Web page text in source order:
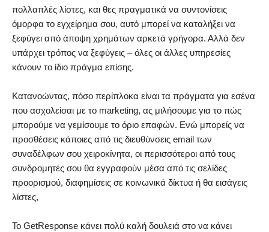
πολλαπλές λίστες, και θες πραγματικά να συντονίσεις
όμορφα το εγχείρημα σου, αυτό μπορεί να καταλήξει να
ξεφύγει από άποψη χρημάτων αρκετά γρήγορα. Αλλά δεν
υπάρχει τρόπος να ξεφύγεις – όλες οι άλλες υπηρεσίες
κάνουν το ίδιο πράγμα επίσης.
Κατανοώντας, πόσο περίπλοκα είναι τα πράγματα για εσένα
που ασχολείσαι με το marketing, ας μιλήσουμε για το πώς
μπορούμε να γεμίσουμε το όριο επαφών. Ενώ μπορείς να
προσθέσεις κάποιες από τις διευθύνσεις email των
συναδέλφων σου χειροκίνητα, οι περισσότεροι από τους
συνδρομητές σου θα εγγραφούν μέσα από τις σελίδες
προορισμού, διαφημίσεις σε κοινωνικά δίκτυα ή θα εισάγεις
λίστες,
Το GetResponse κάνει πολύ καλή δουλειά στο να κάνει